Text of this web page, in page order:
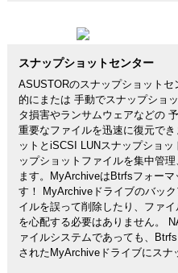
スナップショットセンター
ASUSTORのスナップショット
的にまたは 手動でスナップショ
タ損害やランサムウェアなどの
重要なファイルを迅速に復元で
ットとiSCSI LUNスナップショ
ップショットファイルを集中管
ます。MyArchiveはBtrfsフォー
す！ MyArchiveドライブのバッ
イルを誤って削除したり、ファ
を心配する必要はありません。
ァイルシステムであっても、
されたMyArchiveドライブにスナ